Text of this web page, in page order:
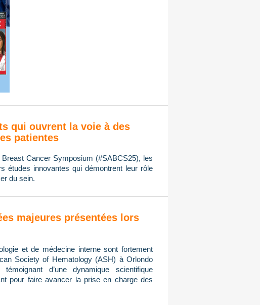
qui ouvrent la voie à des
patientes
Cancer Symposium (#SABCS25), les
études innovantes qui démontrent leur rôle
du sein.
majeures présentées lors
et de médecine interne sont fortement
Society of Hematology (ASH) à Orlondo
d’une dynamique scientifique
pour faire avancer la prise en charge des